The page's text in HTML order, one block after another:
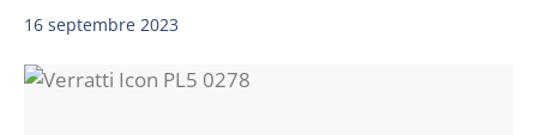
16 septembre 2023